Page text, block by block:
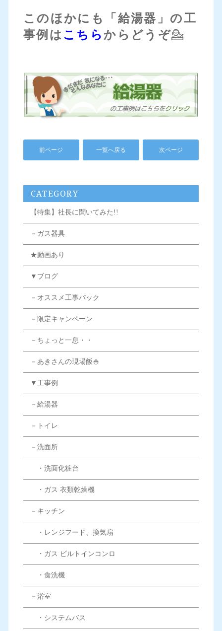
このほかにも「給湯器」の工
事例は こちら からどうぞ💁
前ページ 一覧へ戻る 次ページ
CATEGORY
【特集】社長に聞いてみた!!
－ガス器具
★動画あり
▼ブログ
－オススメ工事パック
－限定キャンペーン
－ちょっと一息・・
－あきさんの現場飯🍚
▼工事例
－給湯器
－トイレ
－洗面所
・洗面化粧台
・ガス 衣類乾燥機
－キッチン
・レンジフード、換気扇
・ガス ビルトインコンロ
・食洗機
－浴室
・システムバス